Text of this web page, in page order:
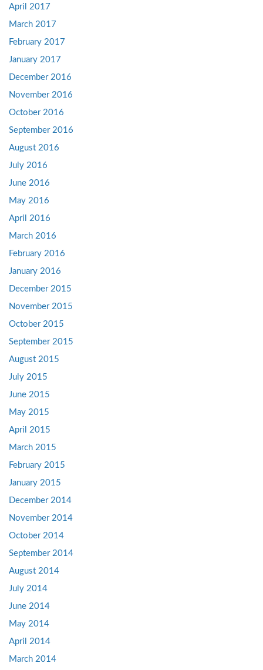
April 2017
March 2017
February 2017
January 2017
December 2016
November 2016
October 2016
September 2016
August 2016
July 2016
June 2016
May 2016
April 2016
March 2016
February 2016
January 2016
December 2015
November 2015
October 2015
September 2015
August 2015
July 2015
June 2015
May 2015
April 2015
March 2015
February 2015
January 2015
December 2014
November 2014
October 2014
September 2014
August 2014
July 2014
June 2014
May 2014
April 2014
March 2014